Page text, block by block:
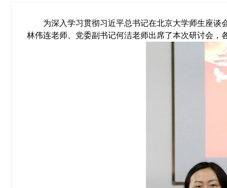
为深入学习贯彻习近平总书记在北京大学师生座谈
林伟连老师、党委副书记何洁老师出席了本次研讨会